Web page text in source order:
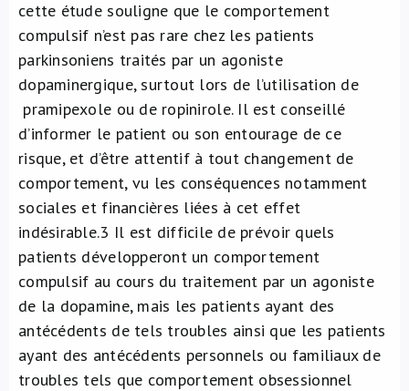
cette étude souligne que le comportement
compulsif n’est pas rare chez les patients
parkinsoniens traités par un agoniste
dopaminergique, surtout lors de l’utilisation de
pramipexole ou de ropinirole. Il est conseillé
d’informer le patient ou son entourage de ce
risque, et d’être attentif à tout changement de
comportement, vu les conséquences notamment
sociales et financières liées à cet effet
indésirable.3 Il est difficile de prévoir quels
patients développeront un comportement
compulsif au cours du traitement par un agoniste
de la dopamine, mais les patients ayant des
antécédents de tels troubles ainsi que les patients
ayant des antécédents personnels ou familiaux de
troubles tels que comportement obsessionnel